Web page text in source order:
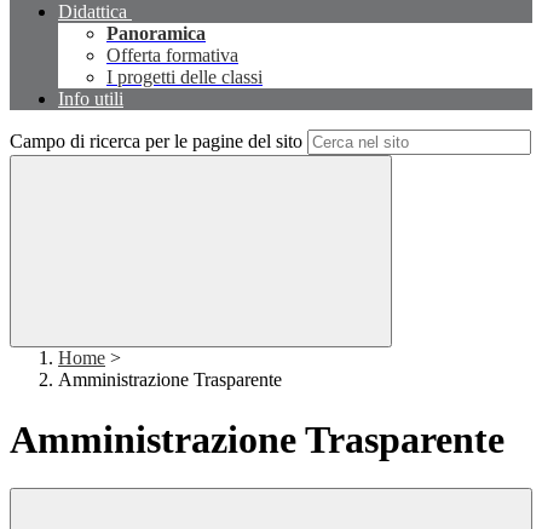
Didattica
Panoramica
Offerta formativa
I progetti delle classi
Info utili
Campo di ricerca per le pagine del sito
Home >
Amministrazione Trasparente
Amministrazione Trasparente